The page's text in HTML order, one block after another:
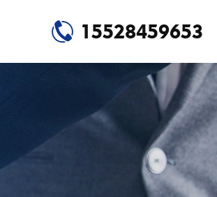
15528459653